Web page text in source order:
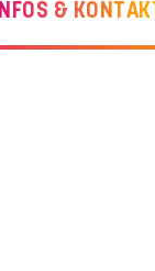
INFOS & KONTAKT